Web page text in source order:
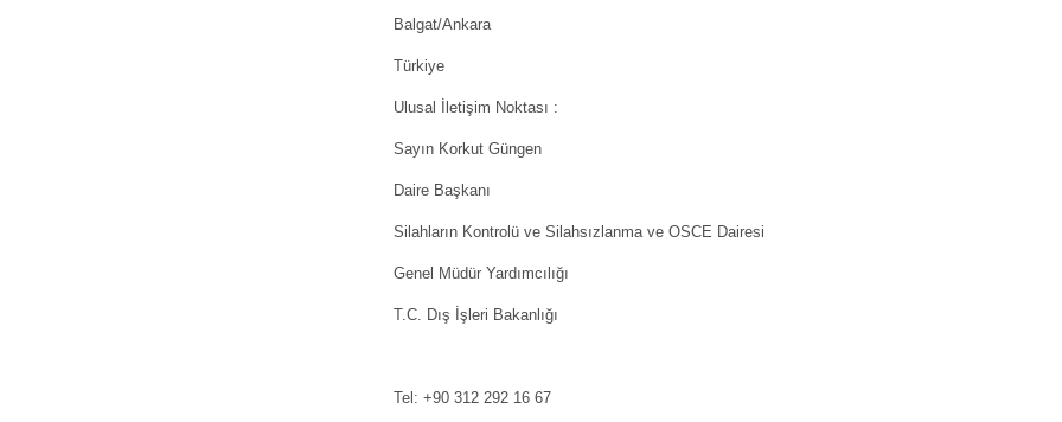
Balgat/Ankara
Türkiye
Ulusal İletişim Noktası :
Sayın Korkut Güngen
Daire Başkanı
Silahların Kontrolü ve Silahsızlanma ve OSCE Dairesi
Genel Müdür Yardımcılığı
T.C. Dış İşleri Bakanlığı
Tel: +90 312 292 16 67